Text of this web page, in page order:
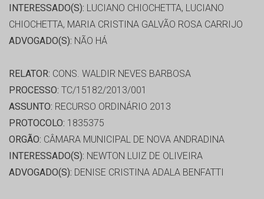
INTERESSADO(S): LUCIANO CHIOCHETTA, LUCIANO
CHIOCHETTA, MARIA CRISTINA GALVÃO ROSA CARRIJO
ADVOGADO(S): NÃO HÁ
RELATOR: CONS. WALDIR NEVES BARBOSA
PROCESSO: TC/15182/2013/001
ASSUNTO: RECURSO ORDINÁRIO 2013
PROTOCOLO: 1835375
ORGÃO: CÂMARA MUNICIPAL DE NOVA ANDRADINA
INTERESSADO(S): NEWTON LUIZ DE OLIVEIRA
ADVOGADO(S): DENISE CRISTINA ADALA BENFATTI